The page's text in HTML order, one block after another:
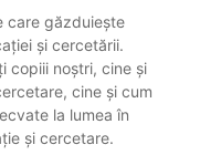
care găzduiește
și cercetării.
copiii noștri, cine și
cine și cum
la lumea în
și cercetare.